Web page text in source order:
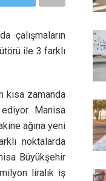
çalışmaların
ile 3 farklı
kısa zamanda
Manisa
ağına yeni
noktalarda
Büyükşehir
liralık iş